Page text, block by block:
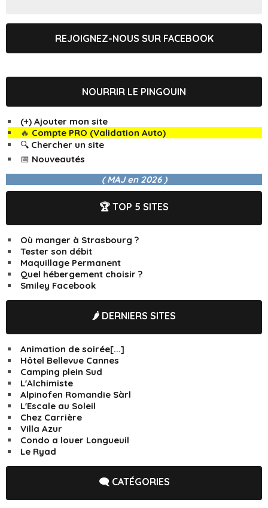
REJOIGNEZ-NOUS SUR FACEBOOK
NOURRIR LE PINGOUIN
(+) Ajouter mon site
🔥 Compte PRO (Validation Auto)
🔍 Chercher un site
📅 Nouveautés
( MAJ en 2026 )
🏆 TOP 5 SITES
Où manger à Strasbourg ?
Tester son débit
Maquillage Permanent
Quel hébergement choisir ?
Smiley Facebook
🌶️ DERNIERS SITES
Animation de soirée[...]
Hôtel Bellevue Cannes
Camping plein Sud
L'Alchimiste
Alpinofen Romandie Sàrl
L'Escale au Soleil
Chez Carrière
Villa Azur
Condo a louer Longueuil
Le Ryad
🗨️ CATÉGORIES